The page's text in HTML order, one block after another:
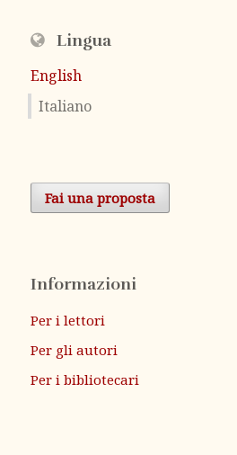
Lingua
English
Italiano
Fai una proposta
Informazioni
Per i lettori
Per gli autori
Per i bibliotecari